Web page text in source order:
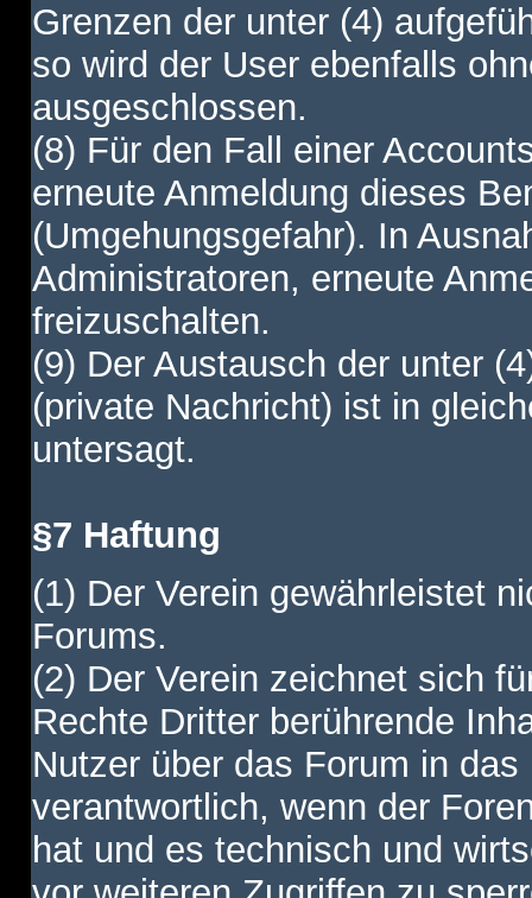
Grenzen der unter (4)
so wird der User ebenfalls
ausgeschlossen.
(8) Für den Fall einer
erneute Anmeldung dieses
(Umgehungsgefahr). In
Administratoren, erneute
freizuschalten.
(9) Der Austausch der unter
(private Nachricht) ist in
untersagt.
§7 Haftung
(1) Der Verein gewährleistet
Forums.
(2) Der Verein zeichnet sich
Rechte Dritter berührende
Nutzer über das Forum in
verantwortlich, wenn der
hat und es technisch und